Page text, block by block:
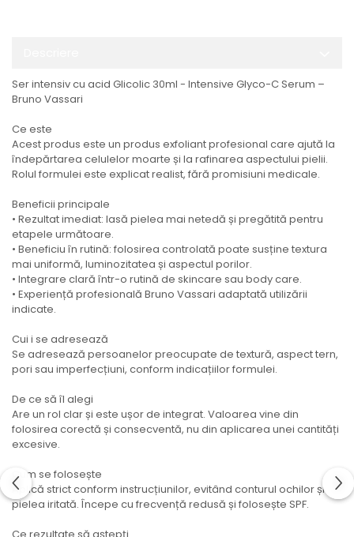
Ser intensiv cu acid Glicolic 30ml - Intensive Glyco-C Serum –
Bruno Vassari
Ce este
Acest produs este un produs exfoliant profesional care ajută la
îndepărtarea celulelor moarte și la rafinarea aspectului pielii.
Rolul formulei este explicat realist, fără promisiuni medicale.
Beneficii principale
• Rezultat imediat: lasă pielea mai netedă și pregătită pentru
etapele următoare.
• Beneficiu în rutină: folosirea controlată poate susține textura
mai uniformă, luminozitatea și aspectul porilor.
• Integrare clară într-o rutină de skincare sau body care.
• Experiență profesională Bruno Vassari adaptată utilizării
indicate.
Cui i se adresează
Se adresează persoanelor preocupate de textură, aspect tern,
pori sau imperfecțiuni, conform indicațiilor formulei.
De ce să îl alegi
Are un rol clar și este ușor de integrat. Valoarea vine din
folosirea corectă și consecventă, nu din aplicarea unei cantități
excesive.
Cum se folosește
Aplică strict conform instrucțiunilor, evitând conturul ochilor și
pielea iritată. Începe cu frecvență redusă și folosește SPF.